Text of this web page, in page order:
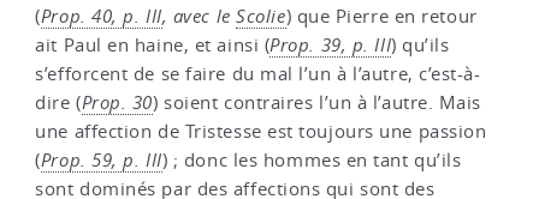
(Prop. 40, p. III, avec leScolie) que Pierre en retour
ait Paul en haine, et ainsi (Prop. 39, p. III) qu’ils
s’efforcent de se faire du mal l’un à l’autre, c’est-à-
dire (Prop. 30) soient contraires l’un à l’autre. Mais
une affection de Tristesse est toujours une passion
(Prop. 59, p. III) ; donc les hommes en tant qu’ils
sont dominés par des affections qui sont des